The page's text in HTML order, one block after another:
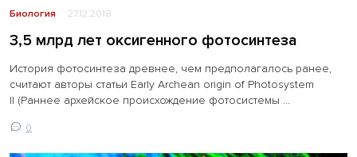
Биология 27.12.2018
3,5 млрд лет оксигенного фотосинтеза
История фотосинтеза древнее, чем предполагалось ранее,
считают авторы статьи Early Archean origin of Photosystem
II (Раннее архейское происхождение фотосистемы ...
0